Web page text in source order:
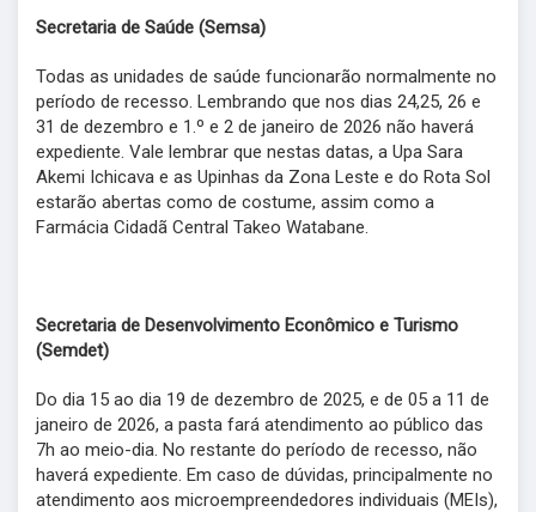
Secretaria de Saúde (Semsa)
Todas as unidades de saúde funcionarão normalmente no
período de recesso. Lembrando que nos dias 24,25, 26 e
31 de dezembro e 1.º e 2 de janeiro de 2026 não haverá
expediente. Vale lembrar que nestas datas, a Upa Sara
Akemi Ichicava e as Upinhas da Zona Leste e do Rota Sol
estarão abertas como de costume, assim como a
Farmácia Cidadã Central Takeo Watabane.
Secretaria de Desenvolvimento Econômico e Turismo
(Semdet)
Do dia 15 ao dia 19 de dezembro de 2025, e de 05 a 11 de
janeiro de 2026, a pasta fará atendimento ao público das
7h ao meio-dia. No restante do período de recesso, não
haverá expediente. Em caso de dúvidas, principalmente no
atendimento aos microempreendedores individuais (MEIs),